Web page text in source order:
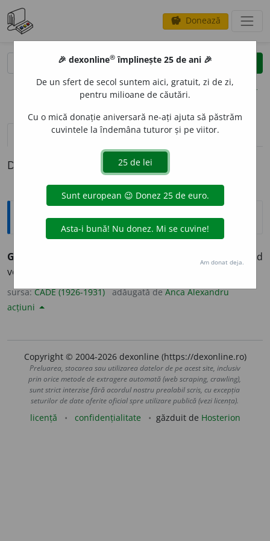
savings Donează
clear
opțiuni
definiții (1)
Definiția cu ID-ul 1340615:
Explicative DEX
GLASUL NEBUNULUI NU SE AUDE ’N CER
= Cînd
vorbele cuiva n’au nici un temeiu.
sursa:CADE (1926-1931) adăugată deAnca Alexandru
acțiuni
Copyright © 2004-2026 dexonline (https://dexonline.ro)
Preluarea, stocarea sau utilizarea datelor de pe acest site, inclusiv
prin orice metode de extragere automată (web scraping, crawling),
sunt strict interzise fără acordul nostru prealabil scris, cu excepția
seturilor de date oferite oficial spre utilizare publică (vezi licența).
licență confidențialitate găzduit de Hosterion
🎉 dexonline® împlinește 25 de ani 🎉
De un sfert de secol suntem aici, gratuit, zi de zi,
pentru milioane de căutări.
Cu o mică donație aniversară ne-ați ajuta să păstrăm
cuvintele la îndemâna tuturor și pe viitor.
Am donat deja.